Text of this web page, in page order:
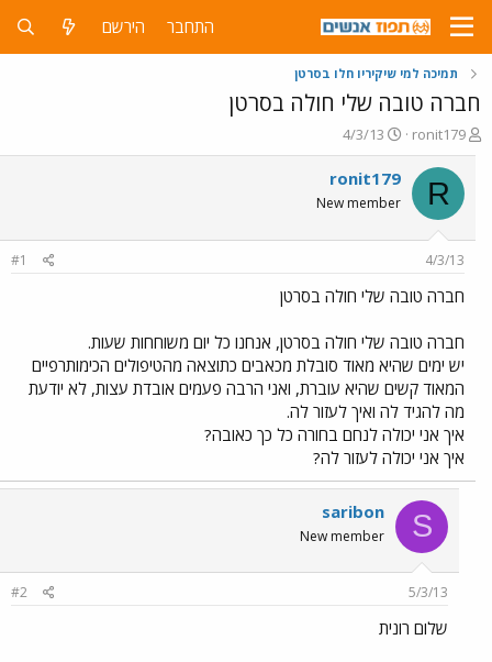
התחבר הירשם
תמיכה למי שיקיריו חלו בסרטן
חברה טובה שלי חולה בסרטן
פ
ו
ת
ח
ה
ש
א
ronit179
פ
ו
ר
ס
ם
ר
4/3/13
R
ronit179
New member
4/3/13
#1
חברה טובה שלי חולה בסרטן
חברה טובה שלי חולה בסרטן, אנחנו כל יום משוחחות שעות.
יש ימים שהיא מאוד סובלת מכאבים כתוצאה מהטיפולים הכימותרפיים
המאוד קשים שהיא עוברת, ואני הרבה פעמים אובדת עצות, לא יודעת
מה להגיד לה ואיך לעזור לה.
איך אני יכולה לנחם בחורה כל כך כאובה?
איך אני יכולה לעזור לה?
S
saribon
New member
5/3/13
#2
שלום רונית